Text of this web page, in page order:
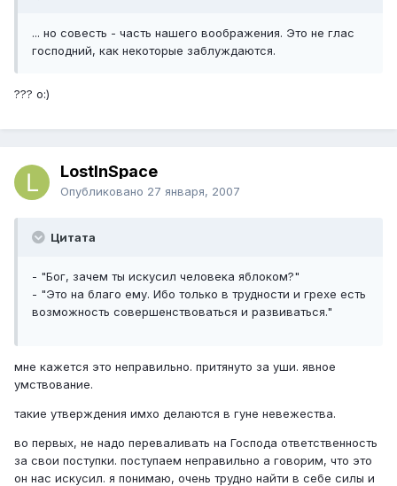
... но совесть - часть нашего воображения. Это не глас
господний, как некоторые заблуждаются.
??? o:)
LostInSpace
Опубликовано 27 января, 2007
Цитата
- "Бог, зачем ты искусил человека яблоком?"
- "Это на благо ему. Ибо только в трудности и грехе есть
возможность совершенствоваться и развиваться."
мне кажется это неправильно. притянуто за уши. явное
умствование.
такие утверждения имхо делаются в гуне невежества.
во первых, не надо переваливать на Господа ответственность
за свои поступки. поступаем неправильно а говорим, что это
он нас искусил. я понимаю, очень трудно найти в себе силы и